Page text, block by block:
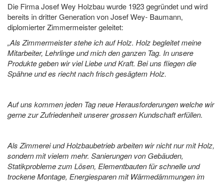
Die Firma Josef Wey Holzbau wurde 1923 gegründet und wird
bereits in dritter Generation von Josef Wey- Baumann,
diplomierter Zimmermeister geleitet:
„Als Zimmermeister stehe ich auf Holz. Holz begleitet meine
Mitarbeiter, Lehrlinge und mich den ganzen Tag. In unsere
Produkte geben wir viel Liebe und Kraft. Bei uns fliegen die
Spähne und es riecht nach frisch gesägtem Holz.
Auf uns kommen jeden Tag neue Herausforderungen welche wir
gerne zur Zufriedenheit unserer grossen Kundschaft erfüllen.
Als Zimmerei und Holzbaubetrieb arbeiten wir nicht nur mit Holz,
sondern mit vielem mehr. Sanierungen von Gebäuden,
Statikprobleme zum Lösen, Elementbauten für schnelle und
trockene Montage, Energiesparen mit Wärmedämmungen im